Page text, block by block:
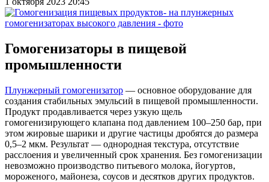
Гомогенизаторы в пищевой
промышленности
Плунжерный гомогенизатор — основное оборудование для
создания стабильных эмульсий в пищевой промышленности.
Продукт продавливается через узкую щель
гомогенизирующего клапана под давлением 100–250 бар, при
этом жировые шарики и другие частицы дробятся до размера
0,5–2 мкм. Результат — однородная текстура, отсутствие
расслоения и увеличенный срок хранения. Без гомогенизации
невозможно производство питьевого молока, йогуртов,
мороженого, майонеза, соусов и десятков других продуктов.